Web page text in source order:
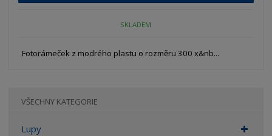
SKLADEM
Fotorámeček z modrého plastu o rozměru 300 x&nb...
VŠECHNY KATEGORIE
Lupy